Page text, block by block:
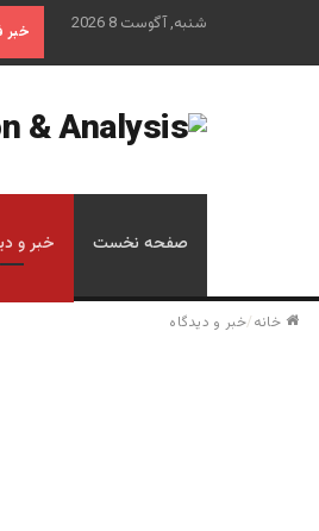
شنبه, آگوست 8 2026 خبر
صفحه نخست خبر و
خانه/خبر و دیدگاه